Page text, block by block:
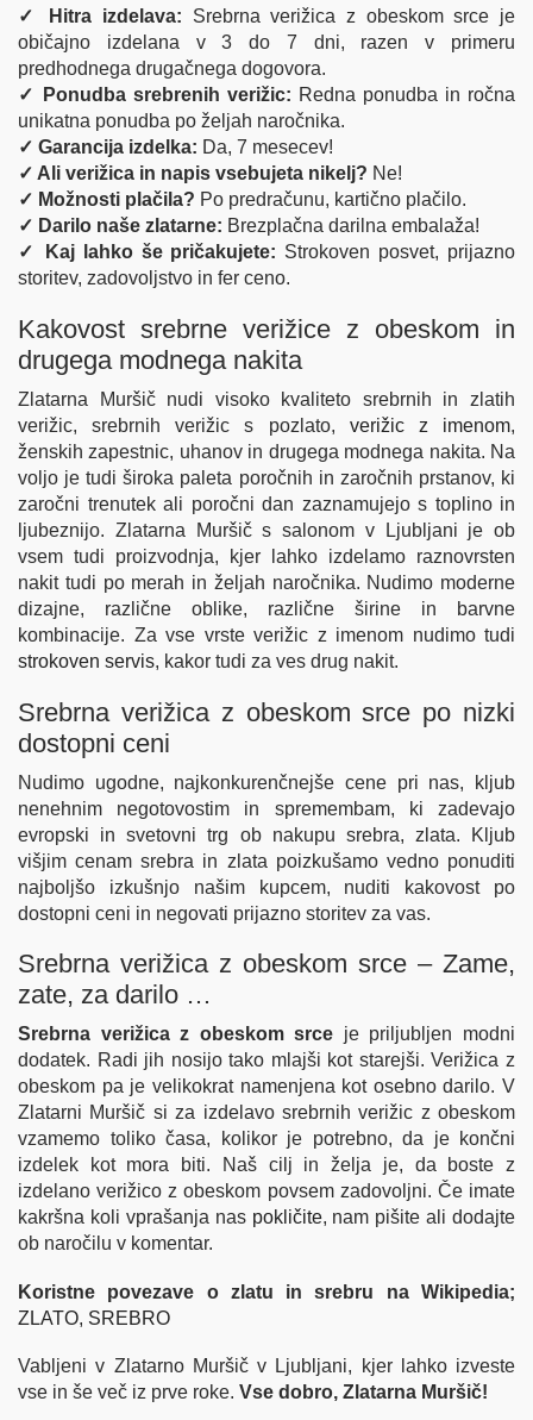
✓ Hitra izdelava: Srebrna verižica z obeskom srce je
običajno izdelana v 3 do 7 dni, razen v primeru
predhodnega drugačnega dogovora.
✓ Ponudba srebrenih verižic: Redna ponudba in ročna
unikatna ponudba po željah naročnika.
✓ Garancija izdelka: Da, 7 mesecev!
✓ Ali verižica in napis vsebujeta nikelj? Ne!
✓ Možnosti plačila? Po predračunu, kartično plačilo.
✓ Darilo naše zlatarne: Brezplačna darilna embalaža!
✓ Kaj lahko še pričakujete: Strokoven posvet, prijazno
storitev, zadovoljstvo in fer ceno.
Kakovost srebrne verižice z obeskom in
drugega modnega nakita
Zlatarna Muršič nudi visoko kvaliteto srebrnih in zlatih
verižic, srebrnih verižic s pozlato, verižic z imenom,
ženskih zapestnic, uhanov in drugega modnega nakita. Na
voljo je tudi široka paleta poročnih in zaročnih prstanov, ki
zaročni trenutek ali poročni dan zaznamujejo s toplino in
ljubeznijo. Zlatarna Muršič s salonom v Ljubljani je ob
vsem tudi proizvodnja, kjer lahko izdelamo raznovrsten
nakit tudi po merah in željah naročnika. Nudimo moderne
dizajne, različne oblike, različne širine in barvne
kombinacije. Za vse vrste verižic z imenom nudimo tudi
strokoven servis, kakor tudi za ves drug nakit.
Srebrna verižica z obeskom srce po nizki
dostopni ceni
Nudimo ugodne, najkonkurenčnejše cene pri nas, kljub
nenehnim negotovostim in spremembam, ki zadevajo
evropski in svetovni trg ob nakupu srebra, zlata. Kljub
višjim cenam srebra in zlata poizkušamo vedno ponuditi
najboljšo izkušnjo našim kupcem, nuditi kakovost po
dostopni ceni in negovati prijazno storitev za vas.
Srebrna verižica z obeskom srce – Zame,
zate, za darilo …
Srebrna verižica z obeskom srce je priljubljen modni
dodatek. Radi jih nosijo tako mlajši kot starejši. Verižica z
obeskom pa je velikokrat namenjena kot osebno darilo. V
Zlatarni Muršič si za izdelavo srebrnih verižic z obeskom
vzamemo toliko časa, kolikor je potrebno, da je končni
izdelek kot mora biti. Naš cilj in želja je, da boste z
izdelano verižico z obeskom povsem zadovoljni. Če imate
kakršna koli vprašanja nas pokličite, nam pišite ali dodajte
ob naročilu v komentar.
Koristne povezave o zlatu in srebru na Wikipedia;
ZLATO, SREBRO
Vabljeni v Zlatarno Muršič v Ljubljani, kjer lahko izveste
vse in še več iz prve roke. Vse dobro, Zlatarna Muršič!